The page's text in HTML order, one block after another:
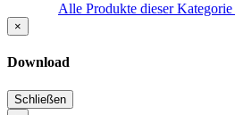
Alle Produkte dieser
×
Download
Schließen